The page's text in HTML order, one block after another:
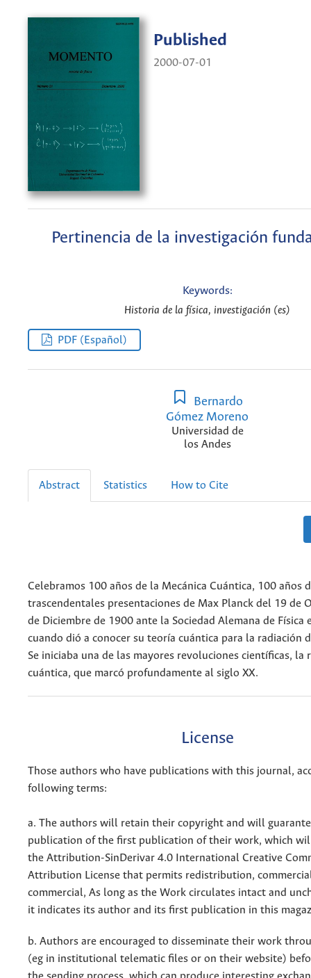
Published
2000-07-01
Pertinencia de la investigación
Keywords:
Historia de la física, investigación (es)
PDF (Español)
Bernardo
Gómez Moreno
Universidad de
los Andes
Abstract Statistics How to Cite
Celebramos 100 años de la Mecánica Cuántica, 100 años
trascendentales presentaciones de Max Planck del 19 de
de Diciembre de 1900 ante la Sociedad Alemana de Física
cuando dió a conocer su teoría cuántica para la radiación
Se iniciaba una de las mayores revoluciones científicas, la
cuántica, que marcó profundamente al siglo XX.
License
Those authors who have publications with this journal,
following terms:
a. The authors will retain their copyright and will
publication of the first publication of their work, which
the Attribution-SinDerivar 4.0 International Creative
Attribution License that permits redistribution,
commercial, As long as the Work circulates intact and
it indicates its author and its first publication in this
b. Authors are encouraged to disseminate their work
(eg in institutional telematic files or on their website)